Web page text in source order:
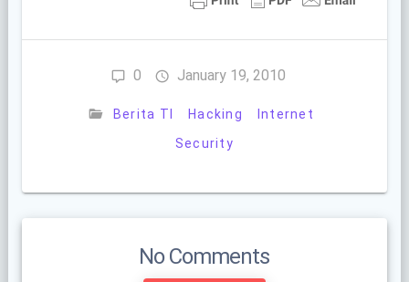
0 January 19, 2010
Berita TI Hacking
Internet
Security
No Comments